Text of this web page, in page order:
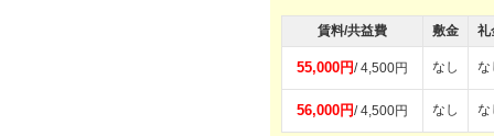
賃料/共益費 敷金 礼
55,000円/ 4,500円 なし な
56,000円/ 4,500円 なし な